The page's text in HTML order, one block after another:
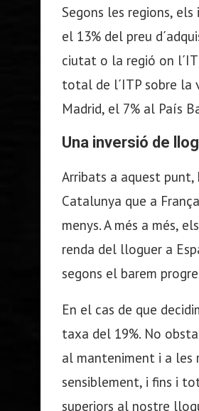
Segons les regions,
el 13% del preu
ciutat o la regió on
total de l´ITP sobre la
Madrid, el 7% al País
Una inversió de
Arribats a aquest
Catalunya que a
menys. A més a més,
renda del lloguer a
segons el barem
En el cas de que
taxa del 19%. No
al manteniment i a les
sensiblement, i fins i
superiors al nostre